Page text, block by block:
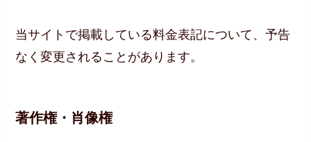
当サイトで掲載している料金表記について、予告
なく変更されることがあります。
著作権・肖像権